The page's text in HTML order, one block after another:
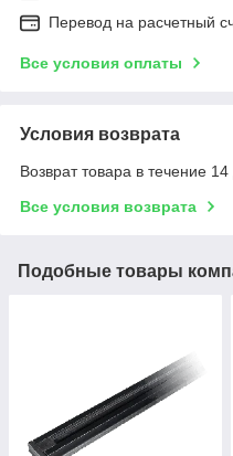
Перевод на расчетный
Все условия оплаты
Условия возврата
Возврат товара в течение
Все условия возврата
Подобные товары